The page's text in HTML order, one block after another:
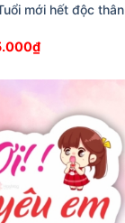
mới hết độc thân
₫